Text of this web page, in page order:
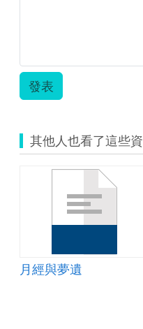
發表
其他人也看了這些
月經與夢遺